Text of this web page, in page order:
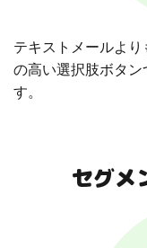
テキストメールよ
の高い選択肢ボタン
す。
セグメ